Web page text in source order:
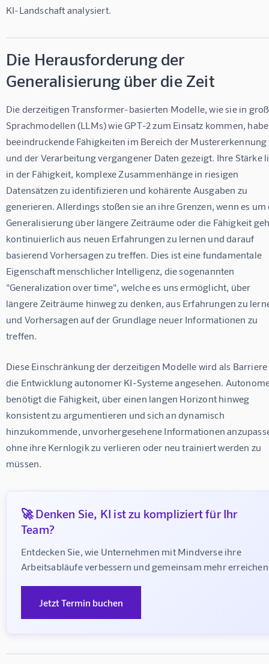
KI-Landschaft analysiert.
Die Herausforderung der
Generalisierung über die Zeit
Die derzeitigen Transformer-basierten Modelle, wie sie in
Sprachmodellen (LLMs) wie GPT-2 zum Einsatz kommen,
beeindruckende Fähigkeiten im Bereich der Mustererkennung
und der Verarbeitung vergangener Daten gezeigt. Ihre Stärke
in der Fähigkeit, komplexe Zusammenhänge in riesigen
Datensätzen zu identifizieren und kohärente Ausgaben zu
generieren. Allerdings stoßen sie an ihre Grenzen, wenn es
Generalisierung über längere Zeiträume oder die Fähigkeit
kontinuierlich aus neuen Erfahrungen zu lernen und darauf
basierend Vorhersagen zu treffen. Dies ist eine fundamentale
Eigenschaft menschlicher Intelligenz, die sogenannten
"Generalization over time", welche es uns ermöglicht, über
längere Zeiträume hinweg zu denken, aus Erfahrungen zu
und Vorhersagen auf der Grundlage neuer Informationen zu
treffen.
Diese Einschränkung der derzeitigen Modelle wird als
die Entwicklung autonomer KI-Systeme angesehen.
benötigt die Fähigkeit, über einen langen Horizont hinweg
konsistent zu argumentieren und sich an dynamisch
hinzukommende, unvorhergesehene Informationen
ohne ihre Kernlogik zu verlieren oder neu trainiert werden zu
müssen.
🚀 Denken Sie, KI ist zu kompliziert für Ihr
Team?
Entdecken Sie, wie Unternehmen mit Mindverse ihre
Arbeitsabläufe verbessern und gemeinsam mehr
Jetzt Termin buchen